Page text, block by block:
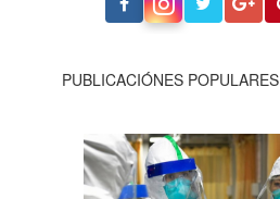
PUBLICACIÓNES POPULARES